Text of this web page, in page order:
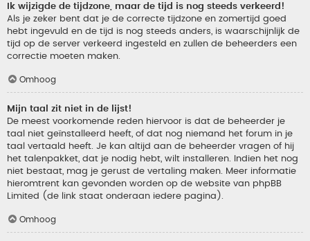
Ik wijzigde de tijdzone, maar de tijd is nog steeds verkeerd!
Als je zeker bent dat je de correcte tijdzone en zomertijd goed
hebt ingevuld en de tijd is nog steeds anders, is waarschijnlijk de
tijd op de server verkeerd ingesteld en zullen de beheerders een
correctie moeten maken.
Omhoog
Mijn taal zit niet in de lijst!
De meest voorkomende reden hiervoor is dat de beheerder je
taal niet geïnstalleerd heeft, of dat nog niemand het forum in je
taal vertaald heeft. Je kan altijd aan de beheerder vragen of hij
het talenpakket, dat je nodig hebt, wilt installeren. Indien het nog
niet bestaat, mag je gerust de vertaling maken. Meer informatie
hieromtrent kan gevonden worden op de website van phpBB
Limited (de link staat onderaan iedere pagina).
Omhoog